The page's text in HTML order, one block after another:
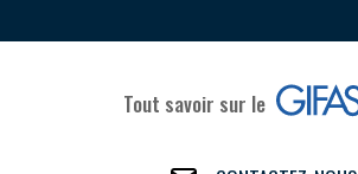
Tout savoir sur le